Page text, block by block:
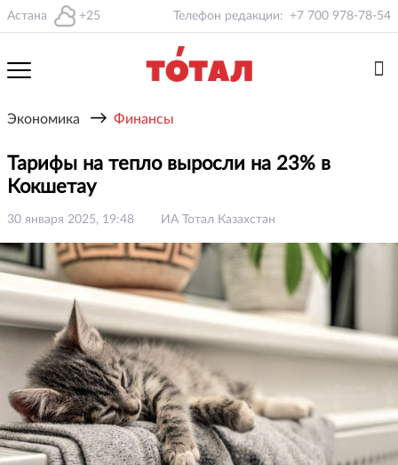
Астана +25 Телефон редакции: +7 700 978-78-54
Экономика → Финансы
Тарифы на тепло выросли на 23% в
Кокшетау
30 января 2025, 19:48 ИА Тотал Казахстан